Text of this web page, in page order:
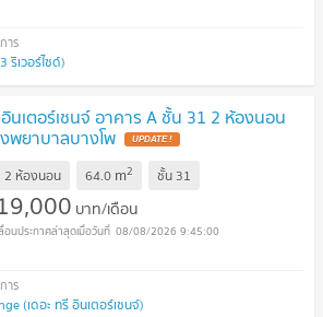
ริเวอร์ไซด์)
อินเตอร์เชนจ์ อาคาร A ชั้น 31 2 ห้องนอน
พยาบาลบางโพ UPDATE !
2 ห้องนอน 64.0 m2 ชั้น 31
บาท/เดือน
08/08/2026 9:45:00
(เดอะ ทรี อินเตอร์เชนจ์)